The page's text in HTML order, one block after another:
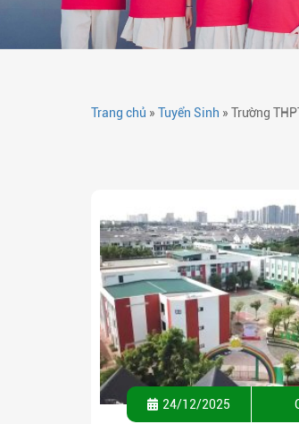
Trang chủ » Tuyển Sinh » Trường
24/12/2025